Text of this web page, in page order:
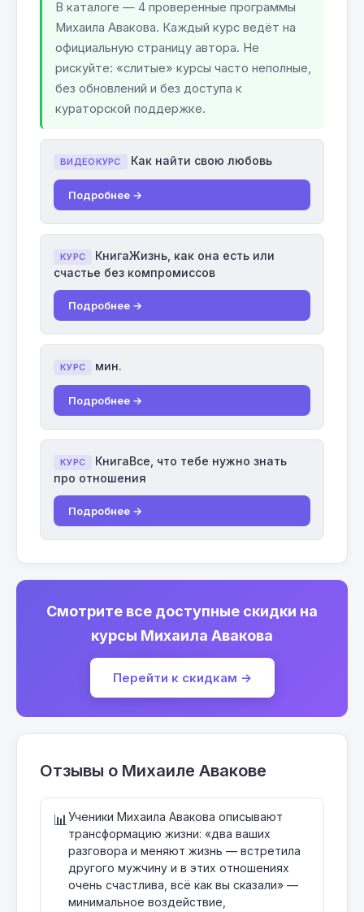
В каталоге — 4 проверенные программы
Михаила Авакова. Каждый курс ведёт на
официальную страницу автора. Не
рискуйте: «слитые» курсы часто неполные,
без обновлений и без доступа к
кураторской поддержке.
ВИДЕОКУРС Как найти свою любовь
Подробнее →
КУРС
КнигаЖизнь, как она есть или
счастье без компромиссов
Подробнее →
КУРС мин.
Подробнее →
КУРС
КнигаВсе, что тебе нужно знать
про отношения
Подробнее →
Смотрите все доступные скидки на
курсы Михаила Авакова
Перейти к скидкам →
Отзывы о Михаиле Авакове
📊 Ученики Михаила Авакова описывают
трансформацию жизни: «два ваших
разговора и меняют жизнь — встретила
другого мужчину и в этих отношениях
очень счастлива, всё как вы сказали» —
минимальное воздействие,